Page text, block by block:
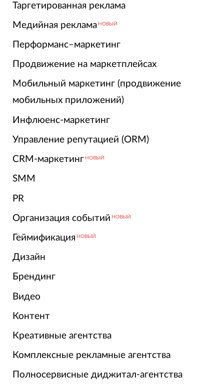
Таргетированная реклама
Медийная реклама НОВЫЙ
Перформанс–маркетинг
Продвижение на маркетплейсах
Мобильный маркетинг (продвижение
мобильных приложений)
Инфлюенс-маркетинг
Управление репутацией (ORM)
CRM-маркетинг НОВЫЙ
SMM
PR
Организация событий НОВЫЙ
Геймификация НОВЫЙ
Дизайн
Брендинг
Видео
Контент
Креативные агентства
Комплексные рекламные агентства
Полносервисные диджитал-агентства